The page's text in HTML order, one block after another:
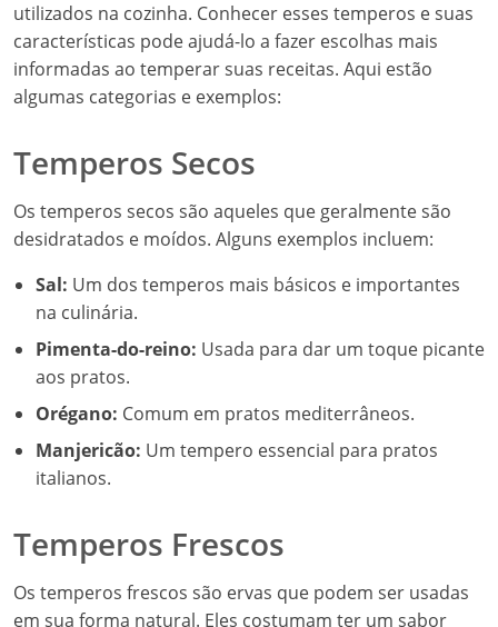
utilizados na cozinha. Conhecer esses temperos e suas
características pode ajudá-lo a fazer escolhas mais
informadas ao temperar suas receitas. Aqui estão
algumas categorias e exemplos:
Temperos Secos
Os temperos secos são aqueles que geralmente são
desidratados e moídos. Alguns exemplos incluem:
Sal: Um dos temperos mais básicos e importantes
na culinária.
Pimenta-do-reino: Usada para dar um toque picante
aos pratos.
Orégano: Comum em pratos mediterrâneos.
Manjericão: Um tempero essencial para pratos
italianos.
Temperos Frescos
Os temperos frescos são ervas que podem ser usadas
em sua forma natural. Eles costumam ter um sabor